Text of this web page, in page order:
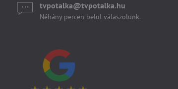
tvpotalka​@tvpotalka​.hu
Néhány percen belül válaszolunk.